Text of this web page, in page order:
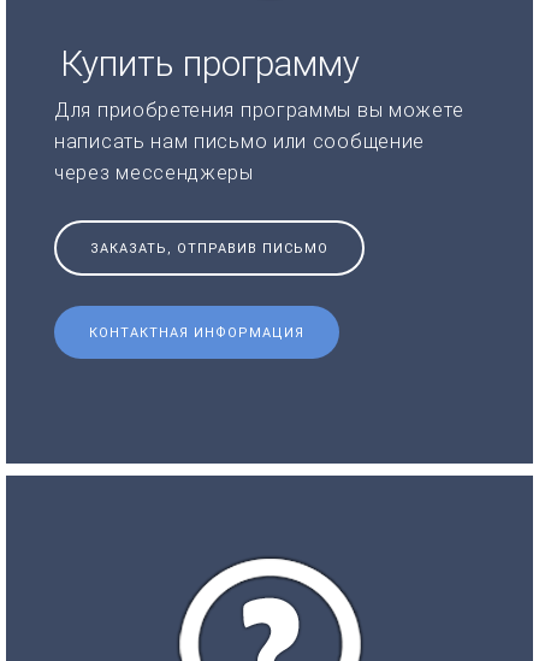
Купить программу
Для приобретения программы вы можете
написать нам письмо или сообщение
через мессенджеры
ЗАКАЗАТЬ, ОТПРАВИВ ПИСЬМО
КОНТАКТНАЯ ИНФОРМАЦИЯ